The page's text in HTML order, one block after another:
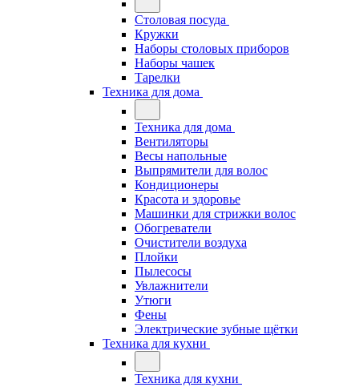
Столовая посуда
Кружки
Наборы столовых приборов
Наборы чашек
Тарелки
Техника для дома
Техника для дома
Вентиляторы
Весы напольные
Выпрямители для волос
Кондиционеры
Красота и здоровье
Машинки для стрижки волос
Обогреватели
Очистители воздуха
Плойки
Пылесосы
Увлажнители
Утюги
Фены
Электрические зубные щётки
Техника для кухни
Техника для кухни